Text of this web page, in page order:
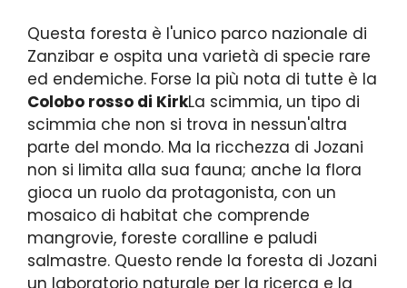
Questa foresta è l'unico parco nazionale di
Zanzibar e ospita una varietà di specie rare
ed endemiche. Forse la più nota di tutte è la
Colobo rosso di KirkLa scimmia, un tipo di
scimmia che non si trova in nessun'altra
parte del mondo. Ma la ricchezza di Jozani
non si limita alla sua fauna; anche la flora
gioca un ruolo da protagonista, con un
mosaico di habitat che comprende
mangrovie, foreste coralline e paludi
salmastre. Questo rende la foresta di Jozani